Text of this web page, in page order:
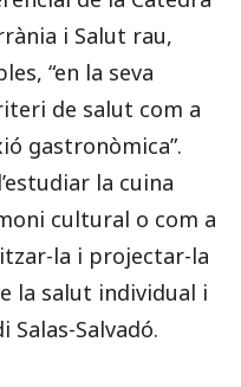
i Salut rau,
“en la seva
de salut com a
gastronòmica”.
la cuina
cultural o com a
la i projectar-la
la salut individual i
Salas-Salvadó.